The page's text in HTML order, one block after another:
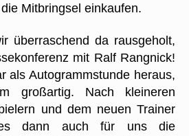
Mitbringsel einkaufen.
überraschend da rausgeholt,
mit Ralf Rangnick!
als Autogrammstunde heraus,
großartig. Nach kleineren
und dem neuen Trainer
dann auch für uns die